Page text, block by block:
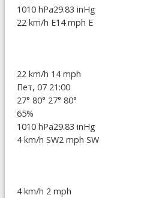
1010 hPa29.83 inHg
22 km/h E14 mph E
22 km/h 14 mph
Пет, 07 21:00
27° 80° 27° 80°
65%
1010 hPa29.83 inHg
4 km/h SW2 mph SW
4 km/h 2 mph